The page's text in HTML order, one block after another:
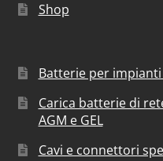
Shop
Batterie per
Carica batterie di
AGM e GEL
Cavi e connettori